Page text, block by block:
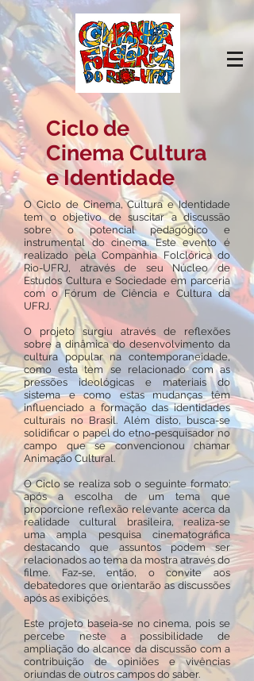
Ciclo de
Cinema Cultura
e Identidade
O Ciclo de Cinema, Cultura e Identidade
tem o objetivo de suscitar a discussão
sobre o potencial pedagógico e
instrumental do cinema. Este evento é
realizado pela Companhia Folclórica do
Rio-UFRJ, através de seu Núcleo de
Estudos Cultura e Sociedade em parceria
com o Fórum de Ciência e Cultura da
UFRJ.
O projeto surgiu através de reflexões
sobre a dinâmica do desenvolvimento da
cultura popular na contemporaneidade,
como esta tem se relacionado com as
pressões ideológicas e materiais do
sistema e como estas mudanças têm
influenciado a formação das identidades
culturais no Brasil. Além disto, busca-se
solidificar o papel do etno-pesquisador no
campo que se convencionou chamar
Animação Cultural.
O Ciclo se realiza sob o seguinte formato:
após a escolha de um tema que
proporcione reflexão relevante acerca da
realidade cultural brasileira, realiza-se
uma ampla pesquisa cinematográfica
destacando que assuntos podem ser
relacionados ao tema da mostra através do
filme. Faz-se, então, o convite aos
debatedores que orientarão as discussões
após as exibições.
Este projeto baseia-se no cinema, pois se
percebe neste a possibilidade de
ampliação do alcance da discussão com a
contribuição de opiniões e vivências
oriundas de outros campos do saber.